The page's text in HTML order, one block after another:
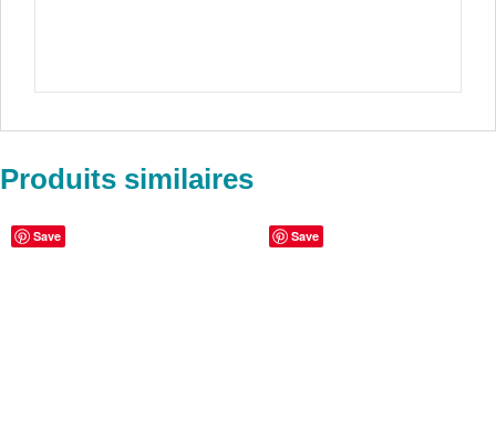
Produits similaires
Save Save